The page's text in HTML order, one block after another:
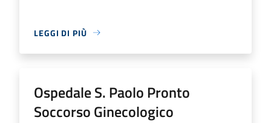
LEGGI DI PIÙ
Ospedale S. Paolo Pronto
Soccorso Ginecologico